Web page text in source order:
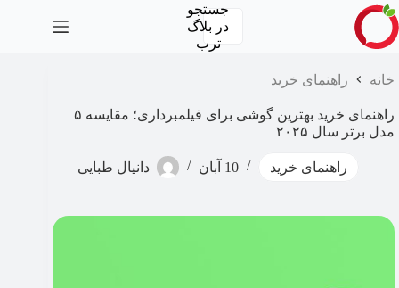
پرش
به
محتوا
جستجو
در بلاگ
ترب
خانه راهنمای خرید
راهنمای خرید بهترین گوشی برای فیلمبرداری؛ مقایسه ۵
مدل برتر سال ۲۰۲۵
راهنمای خرید 10 آبان دانیال طبایی